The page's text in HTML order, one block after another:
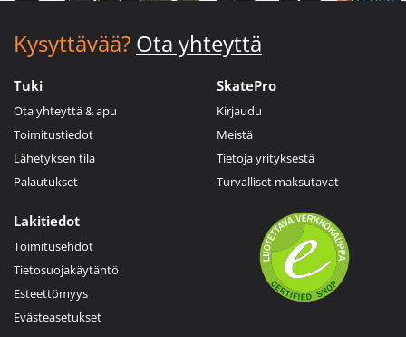
Kysyttävää? Ota yhteyttä
Tuki
Ota yhteyttä & apu
Toimitustiedot
Lähetyksen tila
Palautukset
SkatePro
Kirjaudu
Meistä
Tietoja yrityksestä
Turvalliset maksutavat
Lakitiedot
Toimitusehdot
Tietosuojakäytäntö
Esteettömyys
Evästeasetukset